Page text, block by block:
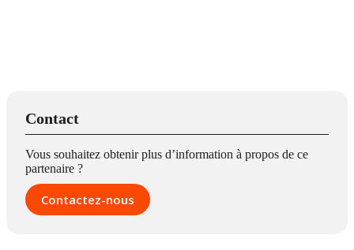
Contact
Vous souhaitez obtenir plus d’information à propos de ce
partenaire ?
Contactez-nous